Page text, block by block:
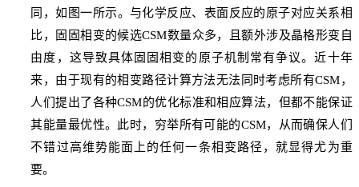
同，如图一所示。与化学反应、表面反应的原子对应关系相
比，固固相变的候选CSM数量众多，且额外涉及晶格形变自
由度，这导致具体固固相变的原子机制常有争议。近十年
来，由于现有的相变路径计算方法无法同时考虑所有CSM，
人们提出了各种CSM的优化标准和相应算法，但都不能保证
其能量最优性。此时，穷举所有可能的CSM，从而确保人们
不错过高维势能面上的任何一条相变路径，就显得尤为重
要。